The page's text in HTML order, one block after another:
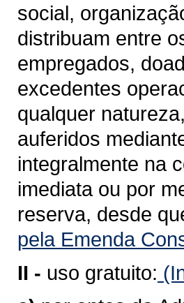
social,
distribuam entre
empregados,
excedentes
qualquer
auferidos
integralmente na
imediata ou por
reserva, desde
pela Emenda
II - uso gratuito: